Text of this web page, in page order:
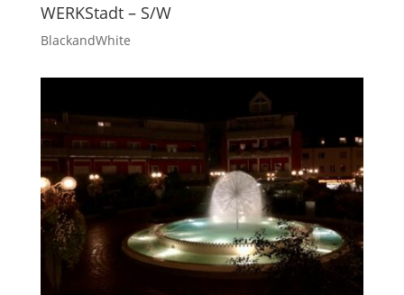
WERKStadt – S/W
BlackandWhite